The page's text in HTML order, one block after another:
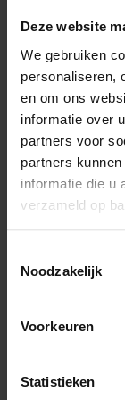
Deze website
We gebruiken
personaliseren,
en om ons
informatie over
partners voor
partners
informatie die u
verzameld op
Noodzakelijk
Voorkeuren
Statistieken
Aves Probiotics
nature in het
Wij raden aan
het voeder of het
• Voor pasgeboren
drinkwater.